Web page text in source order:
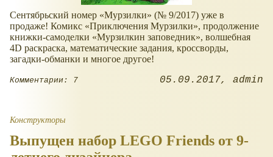
Сентябрьский номер «Мурзилки» (№ 9/2017) уже в
продаже! Комикс «Приключения Мурзилки», продолжение
книжки-самоделки «Мурзилкин заповедник», волшебная
4D раскраска, математические задания, кроссворды,
загадки-обманки и многое другое!
Комментарии: 7 05.09.2017 admin
Конструкторы
Выпущен набор LEGO Friends от 9-